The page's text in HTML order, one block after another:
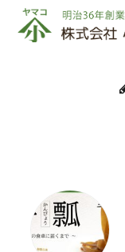
株
式